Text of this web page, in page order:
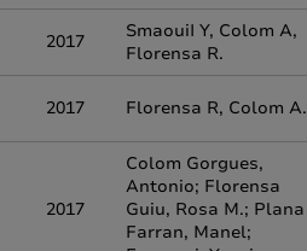
2017
SmaouiI Y, Colom A,
Florensa R.
2017 Florensa R, Colom A.
2017
Colom Gorgues,
Antonio; Florensa
Guiu, Rosa M.; Plana
Farran, Manel;